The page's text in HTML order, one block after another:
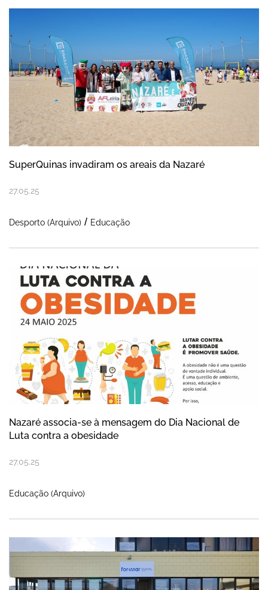
SuperQuinas invadiram os areais da Nazaré
27.05.25
Desporto (Arquivo) Educação
Nazaré associa-se à mensagem do Dia
Nazaré associa-se à mensagem do Dia Nacional de
Luta contra a obesidade
27.05.25
Educação (Arquivo)
Polo de Formação da Nazaré foi